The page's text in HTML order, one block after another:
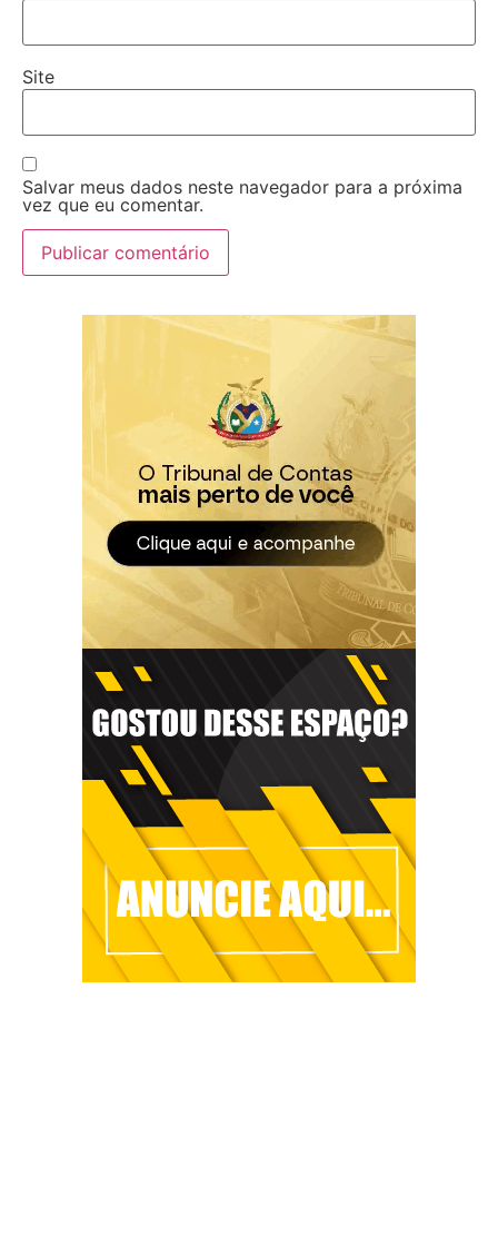
Site
Salvar meus dados neste navegador para a próxima
vez que eu comentar.